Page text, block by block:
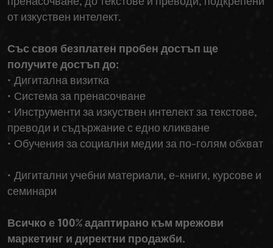
от изкуствен интелект.
Със своя безплатен пробен достъп ще
получите достъп до:
• Дигитална визитка
• Система за пренасочване
• Инструменти за изкуствен интелект за текстове,
преводи и съдържание с едно кликване
• Обучения за социални медии за по-голям обхват
• Дигитални учебни материали, е-книги, курсове и
семинари
Всичко е 100% адаптирано към мрежови
маркетинг и директни продажби.